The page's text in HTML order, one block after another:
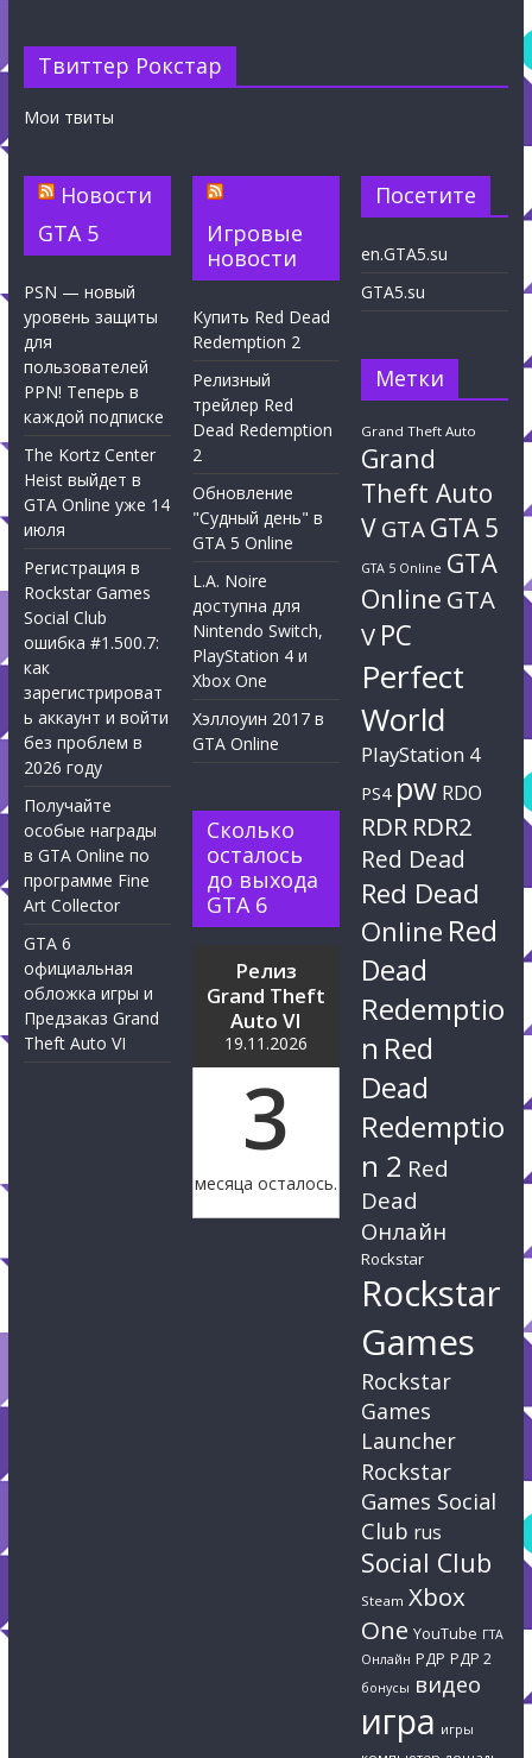
Твиттер Рокстар
Мои твиты
Новости
GTA 5
PSN — новый
уровень защиты
для
пользователей
PPN! Теперь в
каждой подписке
The Kortz Center
Heist выйдет в
GTA Online уже 14
июля
Регистрация в
Rockstar Games
Social Club
ошибка #1.500.7:
как
зарегистрироват
ь аккаунт и войти
без проблем в
2026 году
Получайте
особые награды
в GTA Online по
программе Fine
Art Collector
GTA 6
официальная
обложка игры и
Предзаказ Grand
Theft Auto VI
Игровые
новости
Купить Red Dead
Redemption 2
Релизный
трейлер Red
Dead Redemption
2
Обновление
"Судный день" в
GTA 5 Online
L.A. Noire
доступна для
Nintendo Switch,
PlayStation 4 и
Xbox One
Хэллоуин 2017 в
GTA Online
Сколько
осталось
до выхода
GTA 6
Релиз
Grand Theft
Auto VI
19.11.2026
3
месяца осталось.
Посетите
en.GTA5.su
GTA5.su
Метки
Grand Theft Auto
Grand
Theft Auto
VGTAGTA 5
GTA 5 Online GTA
Online GTA
V PC
Perfect
World
PlayStation 4
PS4 pw RDO
RDR RDR2
Red Dead
Red Dead
Online Red
Dead
Redemptio
n Red
Dead
Redemptio
n 2 Red
Dead
Онлайн
Rockstar
Rockstar
Games
Rockstar
Games
Launcher
Rockstar
Games Social
Club rus
Social Club
Steam Xbox
One YouTube ГТА
Онлайн РДР РДР 2
бонусы видео
игра игры